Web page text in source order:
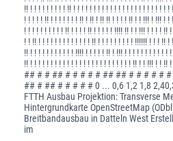
!! ! ! ! ! ! ! ! ! ! !! ! ! ! ! ! ! ! ! ! ! ! ! ! ! ! ! ! ! ! ! ! ! !
! ! ! ! ! !! ! ! ! ! ! ! ! !! ! !! ! !! !! ! ! ! ! !! ! ! !!! ! !!! !
! ! ! ! ! ! ! ! ! ! !! ! ! ! ! !! ! ! ! ! ! !!!! !! ! ! !!! ! ! ! !
! ! !! ! ! ! ! ! ! ! ! ! ! ! ! ! !! ! ! ! ! ! ! ! ! ! !!!!!! ! ! ! !!
!! ! ! ! ! ! ! ! ! ! ! ! !!!! ! ! ! ! ! !! ! !!! ! ! ! ! ! ! ! ! ! !
!! ! ! ! ! ! ! ! ! ! ! ! ! ! ! ! ! ! ! ! ! ! ! ! ! ! !! ! ! !!! !
## # # ## # # # # # ## ## # # # # #
## # ## # # # # # 0 ... 0,6 1,2 1,8
FTTH Ausbau Projektion: Transverse
Hintergrundkarte OpenStreetMap
Breitbandausbau in Datteln West
im